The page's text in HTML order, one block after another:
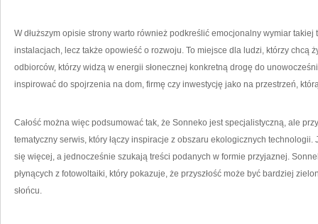
W dłuższym opisie strony warto również podkreślić emocjonalny wymiar takiej
instalacjach, lecz także opowieść o rozwoju. To miejsce dla ludzi, którzy chcą
odbiorców, którzy widzą w energii słonecznej konkretną drogę do
inspirować do spojrzenia na dom, firmę czy inwestycję jako na przestrzeń,
Całość można więc podsumować tak, że Sonneko jest specjalistyczną, ale
tematyczny serwis, który łączy inspiracje z obszaru ekologicznych
się więcej, a jednocześnie szukają treści podanych w formie przyjaznej.
płynących z fotowoltaiki, który pokazuje, że przyszłość może być bardziej
słońcu.